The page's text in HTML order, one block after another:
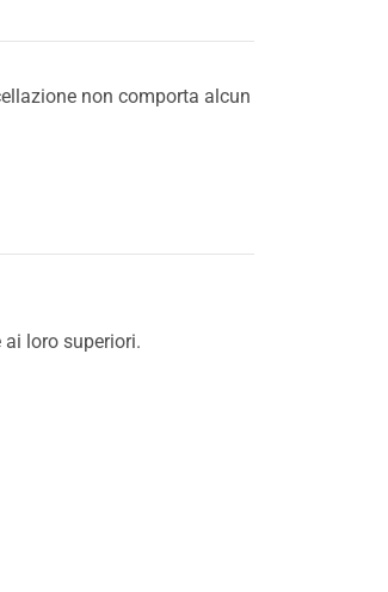
non comporta alcun
loro superiori.